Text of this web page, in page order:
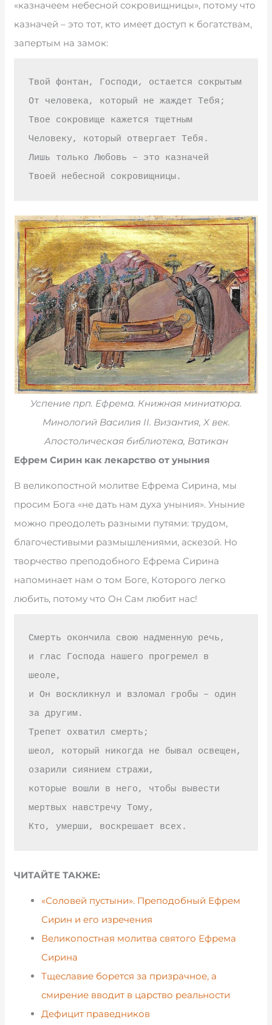
«казначеем небесной сокровищницы», потому что
казначей – это тот, кто имеет доступ к богатствам,
запертым на замок:
Твой фонтан, Господи, остается сокрытым
От человека, который не жаждет Тебя;
Твое сокровище кажется тщетным
Человеку, который отвергает Тебя.
Лишь только Любовь – это казначей
Успение прп. Ефрема. Книжная миниатюра.
Минологий Василия II. Византия, X век.
Апостолическая библиотека, Ватикан
Ефрем Сирин как лекарство от уныния
В великопостной молитве Ефрема Сирина, мы
просим Бога «не дать нам духа уныния». Уныние
можно преодолеть разными путями: трудом,
благочестивыми размышлениями, аскезой. Но
творчество преподобного Ефрема Сирина
напоминает нам о том Боге, Которого легко
любить, потому что Он Сам любит нас!
Смерть окончила свою надменную речь,
и глас Господа нашего прогремел в
шеоле,
и Он воскликнул и взломал гробы – один
за другим.
Трепет охватил смерть;
шеол, который никогда не бывал освещен,
озарили сиянием стражи,
которые вошли в него, чтобы вывести
мертвых навстречу Тому,
ЧИТАЙТЕ ТАКЖЕ:
«Соловей пустыни». Преподобный Ефрем
Сирин и его изречения
Великопостная молитва святого Ефрема
Сирина
Тщеславие борется за призрачное, а
смирение вводит в царство реальности
Дефицит праведников